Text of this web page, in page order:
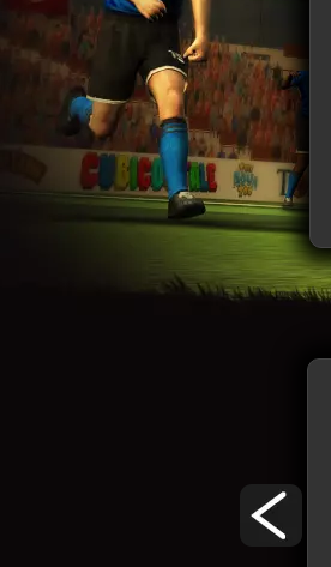
de revenus et permettre des meilleures
victoires dans le jeu, autrement n'en sortirez
en jouant dans ce manageur de foot en
à un match pour mesurer les talents de ton